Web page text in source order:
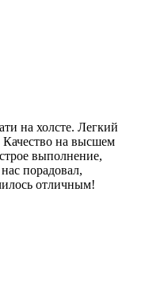
на холсте. Легкий
Качество на высшем
выполнение,
порадовал,
отличным!